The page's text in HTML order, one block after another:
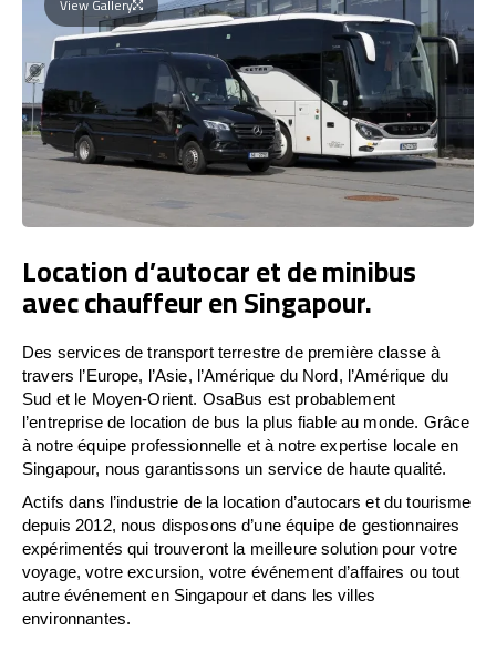
Location d’autocar et de minibus
avec chauffeur en Singapour.
Des services de transport terrestre de première classe à
travers l’Europe, l’Asie, l’Amérique du Nord, l’Amérique du
Sud et le Moyen-Orient. OsaBus est probablement
l’entreprise de location de bus la plus fiable au monde. Grâce
à notre équipe professionnelle et à notre expertise locale en
Singapour, nous garantissons un service de haute qualité.
Actifs dans l’industrie de la location d’autocars et du tourisme
depuis 2012, nous disposons d’une équipe de gestionnaires
expérimentés qui trouveront la meilleure solution pour votre
voyage, votre excursion, votre événement d’affaires ou tout
autre événement en Singapour et dans les villes
environnantes.